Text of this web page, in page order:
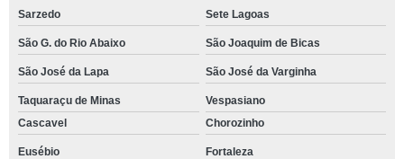
Sarzedo Sete Lagoas
São G. do Rio Abaixo São Joaquim de Bicas
São José da Lapa São José da Varginha
Taquaraçu de Minas
Vespasiano
Cascavel
Chorozinho
Eusébio Fortaleza